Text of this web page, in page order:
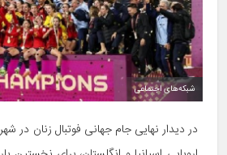
شبکه‌های اجتماعی
در دیدار نهایی جام جهانی فوتبال زنان در